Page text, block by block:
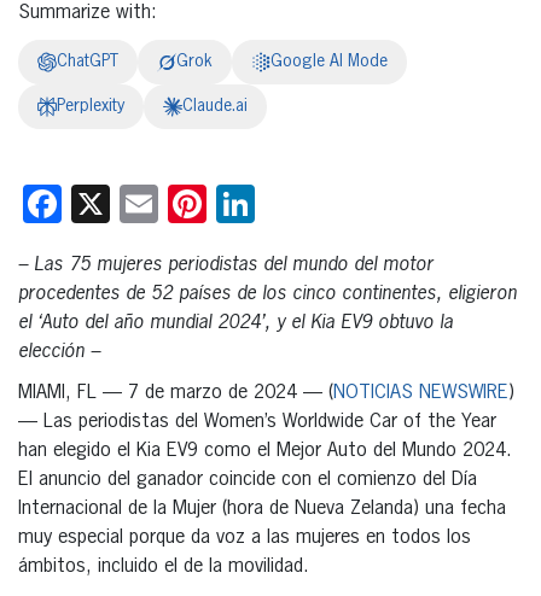
Summarize with:
ChatGPT Grok Google AI Mode
Perplexity Claude.ai
Facebook
X EmailPinterest
– Las 75 mujeres periodistas del mundo del motor
procedentes de 52 países de los cinco continentes, eligieron
el ‘Auto del año mundial 2024’, y el Kia EV9 obtuvo la
elección –
MIAMI, FL — 7 de marzo de 2024 — (NOTICIAS NEWSWIRE)
— Las periodistas del Women’s Worldwide Car of the Year
han elegido el Kia EV9 como el Mejor Auto del Mundo 2024.
El anuncio del ganador coincide con el comienzo del Día
Internacional de la Mujer (hora de Nueva Zelanda) una fecha
muy especial porque da voz a las mujeres en todos los
ámbitos, incluido el de la movilidad.